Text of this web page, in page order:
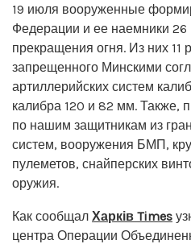
19 июля вооруженные
Федерации и ее наемники
прекращения огня. Из них
запрещенного Минскими
артиллерийских систем
калибра 120 и 82 мм. Также,
по нашим защитникам из
систем, вооружения БМП,
пулеметов, снайперских
оружия.
Как сообщал Харків Times
центра Операции